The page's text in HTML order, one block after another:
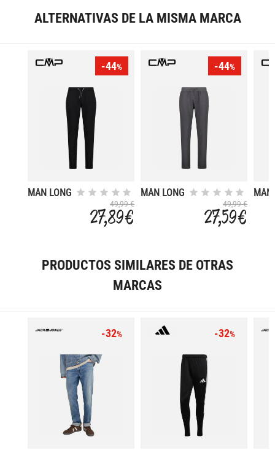
ALTERNATIVAS DE LA MISMA MARCA
-44%
MAN LONG
49,99 €
27,89 €
-44%
MAN LONG
49,99 €
27,59 €
MAN
PRODUCTOS SIMILARES DE OTRAS
MARCAS
-32% -32%